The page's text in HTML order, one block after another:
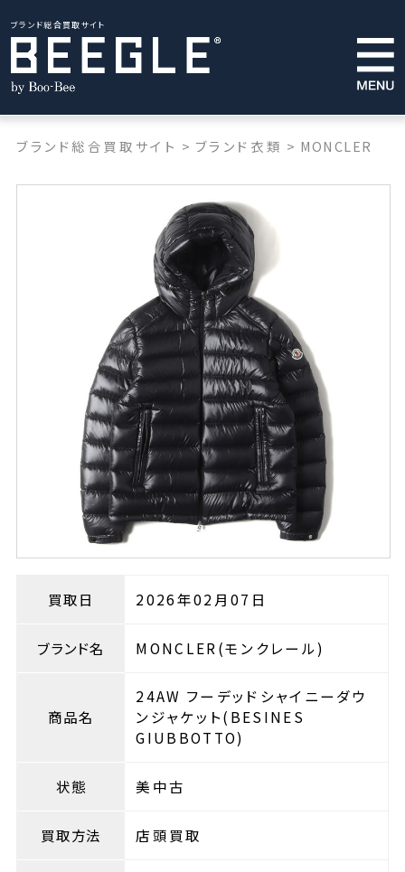
ブランド総合買取サイト
ブランド総合買取サイト > ブランド衣類 > MONCLER
買取日 2026年02月07日
ブランド名 MONCLER(モンクレール)
商品名
24AW フーデッドシャイニーダウ
ンジャケット(BESINES
GIUBBOTTO)
状態 美中古
買取方法 店頭買取